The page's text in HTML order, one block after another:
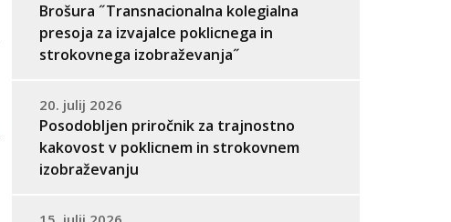
Brošura ˝Transnacionalna kolegialna
presoja za izvajalce poklicnega in
strokovnega izobraževanja˝
20. julij 2026
Posodobljen priročnik za trajnostno
kakovost v poklicnem in strokovnem
izobraževanju